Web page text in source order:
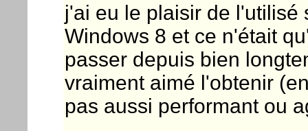
j'ai eu le plaisir de l'utilisé
Windows 8 et ce n'était
passer depuis bien
vraiment aimé l'obtenir
pas aussi performant ou